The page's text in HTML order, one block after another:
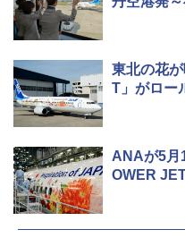
東北の花
T」がロー
ANAが5月
OWER